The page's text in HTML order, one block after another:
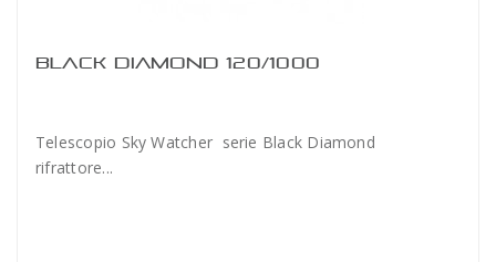
BLACK DIAMOND 120/1000
Telescopio Sky Watcher serie Black Diamond
rifrattore...